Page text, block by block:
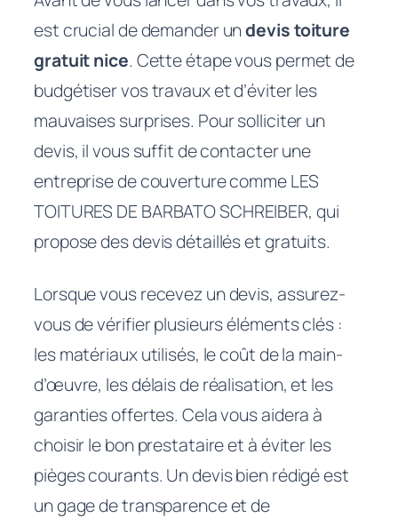
est crucial de demander undevis toiture
gratuit nice. Cette étape vous permet de
budgétiser vos travaux et d’éviter les
mauvaises surprises. Pour solliciter un
devis, il vous suffit de contacter une
entreprise de couverture commeLES
TOITURES DE BARBATO SCHREIBER, qui
propose des devis détaillés et gratuits.
Lorsque vous recevez un devis, assurez-
vous de vérifier plusieurs éléments clés :
les matériaux utilisés, le coût de la main-
d’œuvre, les délais de réalisation, et les
garanties offertes. Cela vous aidera à
choisir le bon prestataire et à éviter les
pièges courants. Un devis bien rédigé est
un gage de transparence et de